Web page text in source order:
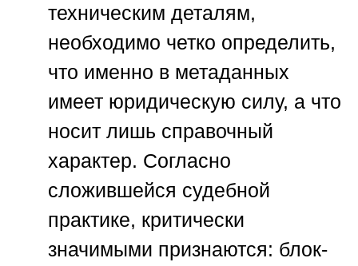
техническим деталям,
необходимо четко определить,
что именно в метаданных
имеет юридическую силу, а что
носит лишь справочный
характер. Согласно
сложившейся судебной
практике, критически
значимыми признаются: блок-